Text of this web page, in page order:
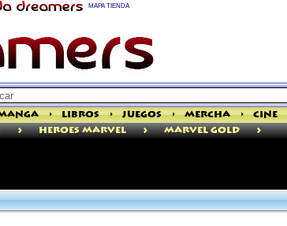
MAPA TIENDA
> Libros > Juegos > Mercha > Cine
> Heroes Marvel > Marvel Gold >